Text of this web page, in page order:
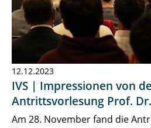
12.12.2023
IVS | Impressionen von
Antrittsvorlesung Prof.
Am 28. November fand die